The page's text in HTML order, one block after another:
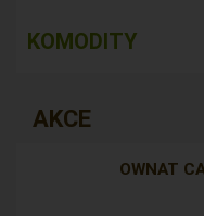
KOMODITY
AKCE
OWNAT